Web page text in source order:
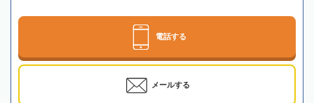
電話する
メールする